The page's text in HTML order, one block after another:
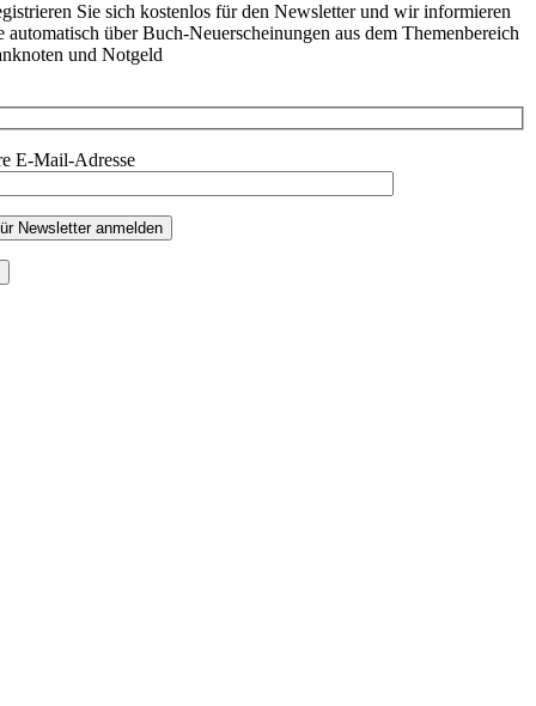
Sie sich kostenlos für den Newsletter und wir informieren
automatisch über Buch-Neuerscheinungen aus dem Themenbereich
und Notgeld
E-Mail-Adresse